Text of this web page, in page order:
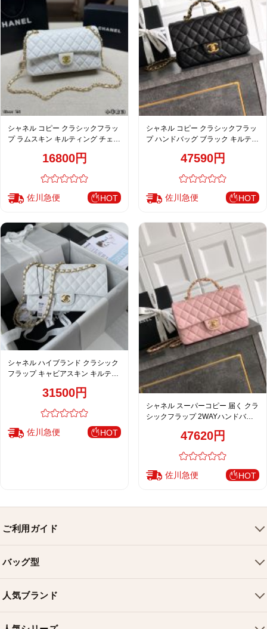
シャネル コピー クラシックフラッ
プ ラムスキン キルティング チェー
ィース 通販16800円
佐川急便 HOT
シャネル コピー クラシックフラッ
プ ハンドバッグ ブラック キルティ
47590円
佐川急便 HOT
シャネル ハイブランド クラシック
フラップ キャビアスキン キルティ
ワイト レディース 注目商品
31500円
佐川急便 HOT
シャネル スーパーコピー 届く クラ
シックフラップ 2WAYハンドバッ
47620円
佐川急便 HOT
ご利用ガイド
ご利用ガイド
配送について
返品・交換
バッグ型
ショルダーバッグ
クロスボディバッグ
人気ブランド